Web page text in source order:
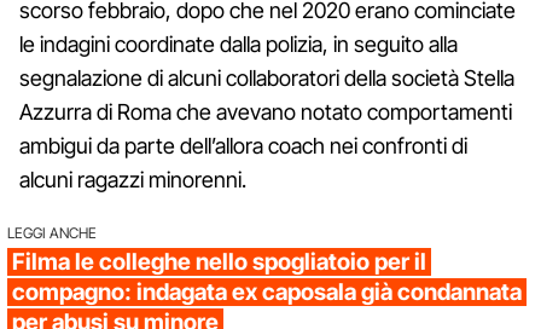
scorso febbraio, dopo che nel 2020 erano cominciate
le indagini coordinate dalla polizia, in seguito alla
segnalazione di alcuni collaboratori della società Stella
Azzurra di Roma che avevano notato comportamenti
ambigui da parte dell’allora coach nei confronti di
alcuni ragazzi minorenni.
LEGGI ANCHE
Filma le colleghe nello spogliatoio per il
compagno: indagata ex caposala già condannata
per abusi su minore